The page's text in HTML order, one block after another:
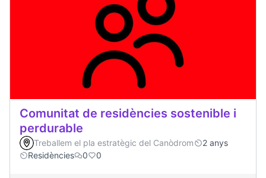
Comunitat de residències sostenible i
perdurable
Treballem el pla estratègic del Canòdrom
2 anys
Residències
0 0